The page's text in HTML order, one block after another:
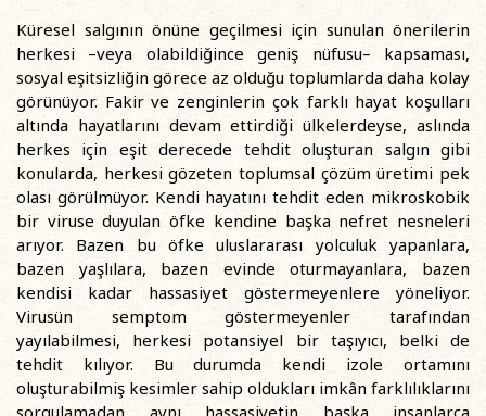
Küresel salgının önüne geçilmesi için sunulan önerilerin
herkesi –veya olabildiğince geniş nüfusu– kapsaması,
sosyal eşitsizliğin görece az olduğu toplumlarda daha kolay
görünüyor. Fakir ve zenginlerin çok farklı hayat koşulları
altında hayatlarını devam ettirdiği ülkelerdeyse, aslında
herkes için eşit derecede tehdit oluşturan salgın gibi
konularda, herkesi gözeten toplumsal çözüm üretimi pek
olası görülmüyor. Kendi hayatını tehdit eden mikroskobik
bir viruse duyulan öfke kendine başka nefret nesneleri
arıyor. Bazen bu öfke uluslararası yolculuk yapanlara,
bazen yaşlılara, bazen evinde oturmayanlara, bazen
kendisi kadar hassasiyet göstermeyenlere yöneliyor.
Virusün semptom göstermeyenler tarafından
yayılabilmesi, herkesi potansiyel bir taşıyıcı, belki de
tehdit kılıyor. Bu durumda kendi izole ortamını
oluşturabilmiş kesimler sahip oldukları imkân farklılıklarını
sorgulamadan aynı hassasiyetin başka insanlarca